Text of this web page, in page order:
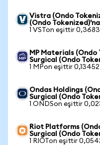
Vistra (Ondo
(Ondo Tokenized)'na
1 VSTon eşittir
MP Materials
Surgical (Ondo
1 MPon eşittir
Ondas Holdings
Surgical (Ondo
1 ONDSon eşittir
Riot Platforms
Surgical (Ondo
1 RIOTon eşittir